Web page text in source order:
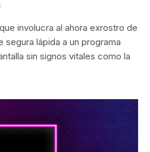
involucra al ahora exrostro de
segura lápida a un programa
sin signos vitales como la